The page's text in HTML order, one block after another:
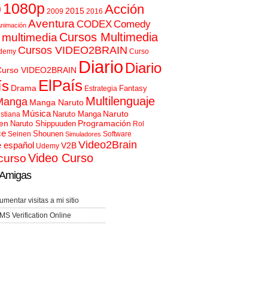
1080p 2009 2015 2016 Acción
AventuraCODEXComedy
Cursos Multimedia
Cursos VIDEO2BRAIN Curso
VIDEO2BRAIN Diario Diario
Drama ElPaís Estrategia Fantasy
Manga Naruto Multilenguaje
Música Naruto Manga Naruto
Naruto Shippuuden Programación Rol
Seinen Shounen Simuladores Software
español Udemy V2BVideo2Brain
Video Curso
visitas a mi sitio
Verification Online